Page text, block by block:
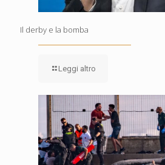
Il derby e la bomba
Leggi altro